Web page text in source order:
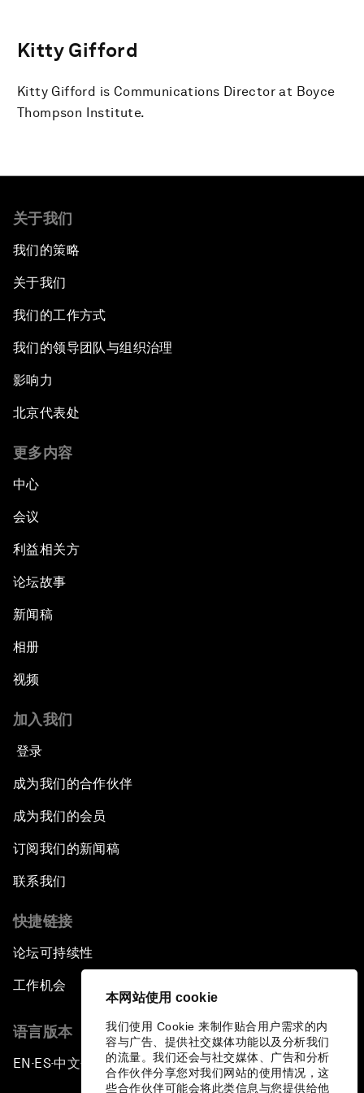
本网站使用 cookie
我们使用 Cookie 来制作贴合用户需求的内
容与广告、提供社交媒体功能以及分析我们
的流量。我们还会与社交媒体、广告和分析
合作伙伴分享您对我们网站的使用情况，这
些合作伙伴可能会将此类信息与您提供给他
Kitty Gifford
Kitty Gifford is Communications Director at Boyce
Thompson Institute.
关于我们
我们的策略
关于我们
我们的工作方式
我们的领导团队与组织治理
影响力
北京代表处
更多内容
中心
会议
利益相关方
论坛故事
新闻稿
相册
视频
加入我们
登录
成为我们的合作伙伴
成为我们的会员
订阅我们的新闻稿
联系我们
快捷链接
论坛可持续性
工作机会
语言版本
EN ▪ES▪中文▪ 日本語